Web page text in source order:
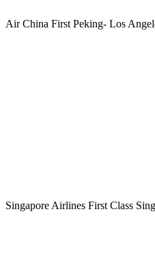
Air China First Peking- Los
Singapore Airlines First Class